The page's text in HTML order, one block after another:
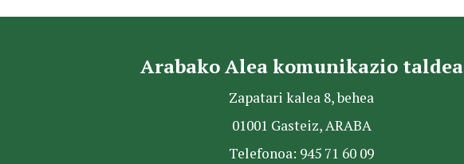
Arabako Alea komunikazio taldea
Zapatari kalea 8, behea
01001 Gasteiz, ARABA
Telefonoa: 945 71 60 09